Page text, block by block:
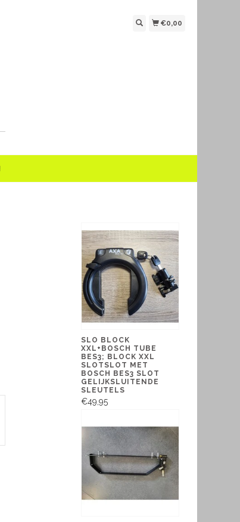
€0,00
SLO BLOCK
XXL+BOSCH TUBE
BES3; BLOCK XXL
SLOTSLOT MET
BOSCH BES3 SLOT
GELIJKSLUITENDE
SLEUTELS
€49,95